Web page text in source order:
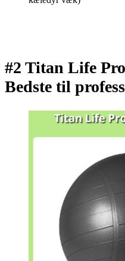
#2 Titan Life
Bedste til